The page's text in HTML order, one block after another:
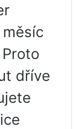
dříve